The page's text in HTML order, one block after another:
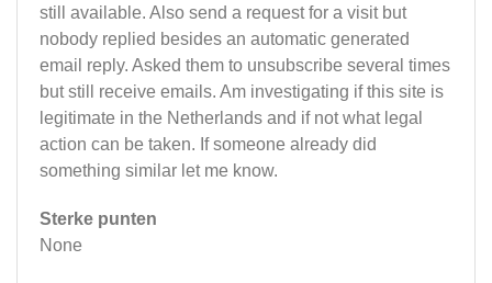
still available. Also send a request for a visit but
nobody replied besides an automatic generated
email reply. Asked them to unsubscribe several times
but still receive emails. Am investigating if this site is
legitimate in the Netherlands and if not what legal
action can be taken. If someone already did
something similar let me know.
Sterke punten
None